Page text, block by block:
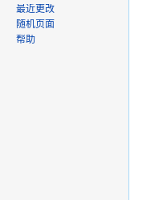
最近更改
随机页面
帮助